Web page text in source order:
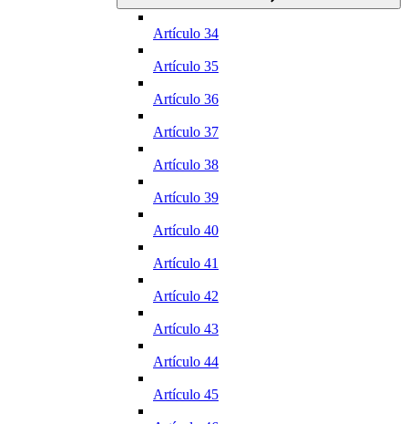
Artículo 34
Artículo 35
Artículo 36
Artículo 37
Artículo 38
Artículo 39
Artículo 40
Artículo 41
Artículo 42
Artículo 43
Artículo 44
Artículo 45